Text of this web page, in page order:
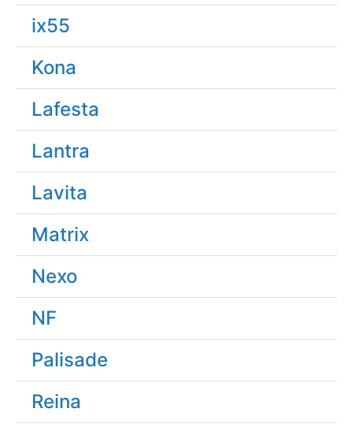
ix55
Kona
Lafesta
Lantra
Lavita
Matrix
Nexo
NF
Palisade
Reina